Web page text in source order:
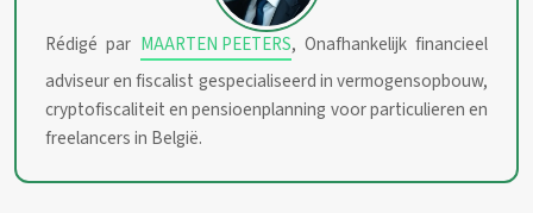
Rédigé par MAARTEN PEETERS, Onafhankelijk financieel
adviseur en fiscalist gespecialiseerd in vermogensopbouw,
cryptofiscaliteit en pensioenplanning voor particulieren en
freelancers in België.